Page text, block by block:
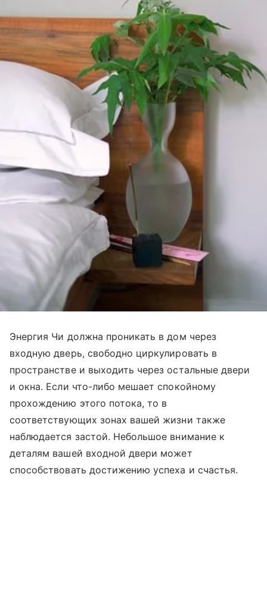
Энергия Чи должна проникать в дом через
входную дверь, свободно циркулировать в
пространстве и выходить через остальные двери
и окна. Если что-либо мешает спокойному
прохождению этого потока, то в
соответствующих зонах вашей жизни также
наблюдается застой. Небольшое внимание к
деталям вашей входной двери может
способствовать достижению успеха и счастья.